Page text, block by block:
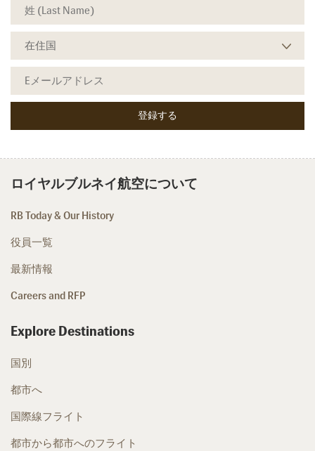
ロイヤルブルネイ航空について
RB Today & Our History
役員一覧
最新情報
Careers and RFP
Explore Destinations
国別
都市へ
国際線フライト
都市から都市へのフライト